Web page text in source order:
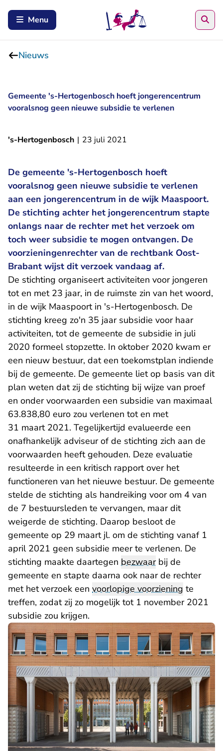
Menu
Nieuws
Gemeente 's-Hertogenbosch hoeft jongerencentrum
vooralsnog geen nieuwe subsidie te verlenen
's-Hertogenbosch | 23 juli 2021
De gemeente 's-Hertogenbosch hoeft
vooralsnog geen nieuwe subsidie te verlenen
aan een jongerencentrum in de wijk Maaspoort.
De stichting achter het jongerencentrum stapte
onlangs naar de rechter met het verzoek om
toch weer subsidie te mogen ontvangen. De
voorzieningenrechter van de rechtbank Oost-
Brabant wijst dit verzoek vandaag af.
De stichting organiseert activiteiten voor jongeren
tot en met 23 jaar, in de ruimste zin van het woord,
in de wijk Maaspoort in 's-Hertogenbosch. De
stichting kreeg zo'n 35 jaar subsidie voor haar
activiteiten, tot de gemeente de subsidie in juli
2020 formeel stopzette. In oktober 2020 kwam er
een nieuw bestuur, dat een toekomstplan indiende
bij de gemeente. De gemeente liet op basis van dit
plan weten dat zij de stichting bij wijze van proef
en onder voorwaarden een subsidie van maximaal
63.838,80 euro zou verlenen tot en met
31 maart 2021. Tegelijkertijd evalueerde een
onafhankelijk adviseur of de stichting zich aan de
voorwaarden heeft gehouden. Deze evaluatie
resulteerde in een kritisch rapport over het
functioneren van het nieuwe bestuur. De gemeente
stelde de stichting als handreiking voor om 4 van
de 7 bestuursleden te vervangen, maar dit
weigerde de stichting. Daarop besloot de
gemeente op 29 maart jl. om de stichting vanaf 1
april 2021 geen subsidie meer te verlenen. De
stichting maakte daartegen bezwaarbij de
gemeente en stapte daarna ook naar de rechter
met het verzoek een voorlopige voorziening te
treffen, zodat zij zo mogelijk tot 1 november 2021
subsidie zou krijgen.